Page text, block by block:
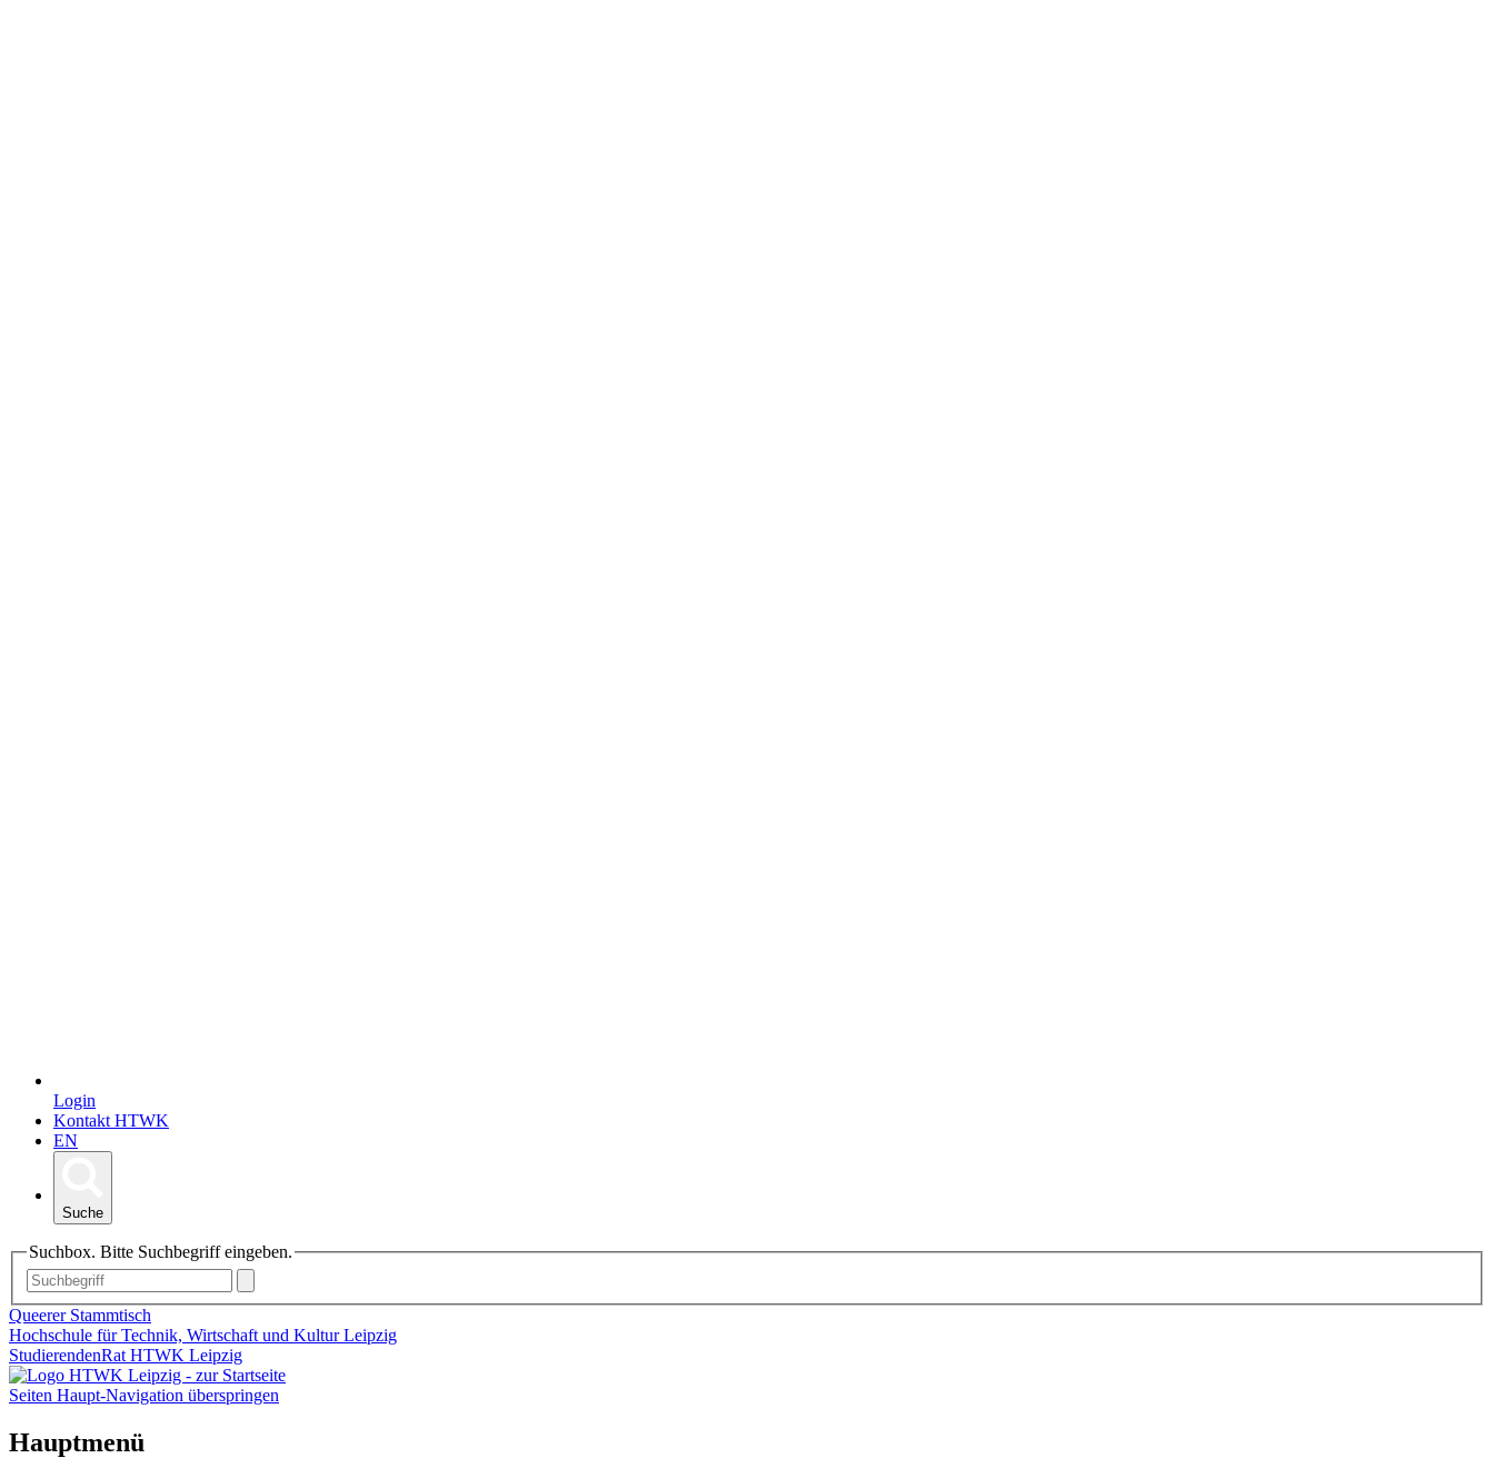
Login
Kontakt HTWK
EN
Suche
Suchbox. Bitte Suchbegriff eingeben.
Queerer Stammtisch
Hochschule für Technik, Wirtschaft und Kultur Leipzig
StudierendenRat HTWK Leipzig
Seiten Haupt-Navigation überspringen
Hauptmenü